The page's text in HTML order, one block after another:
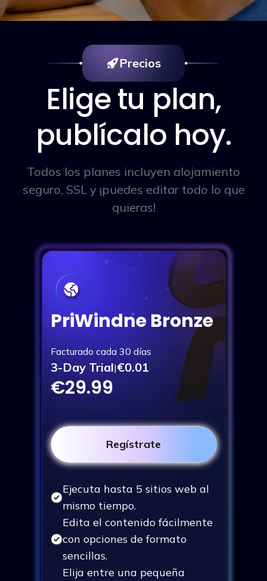
Precios
Elige tu plan,
publícalo hoy.
Todos los planes incluyen alojamiento
seguro, SSL y ¡puedes editar todo lo que
quieras!
PriWindne Bronze
Ejecuta hasta 5 sitios web al
mismo tiempo.
Edita el contenido fácilmente
con opciones de formato
sencillas.
Elija entre una pequeña
Facturado cada 30 días
3-Day Trial|€0.01
€29.99
Regístrate